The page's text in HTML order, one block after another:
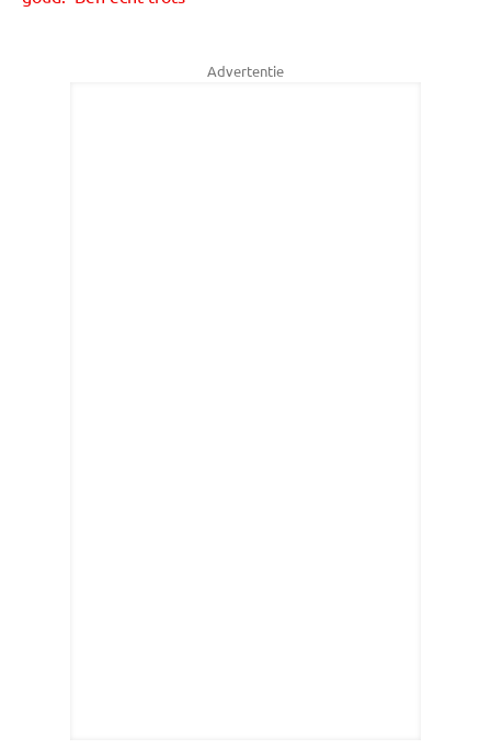
Advertentie